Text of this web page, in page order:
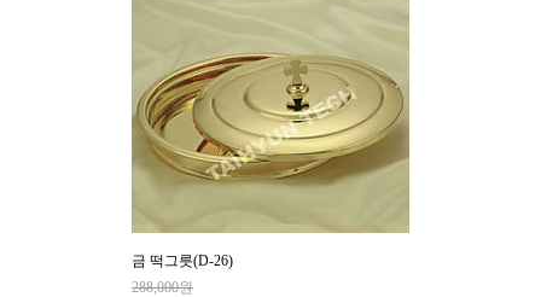
금 떡그릇(D-26)
288,000원